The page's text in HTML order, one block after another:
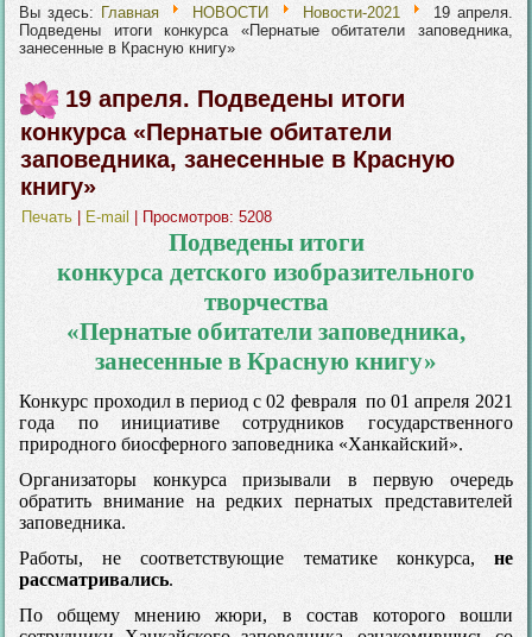
Вы здесь: Главная НОВОСТИ Новости-2021
19 апреля.
Подведены итоги конкурса «Пернатые обитатели заповедника,
занесенные в Красную книгу»
19 апреля. Подведены итоги
конкурса «Пернатые обитатели
заповедника, занесенные в Красную
книгу»
Печать E-mail | Просмотров: 5208
Подведены итоги
конкурса детского изобразительного
творчества
«Пернатые обитатели заповедника,
занесенные в Красную книгу»
Конкурс проходил в период с 02 февраля по 01 апреля 2021
года по инициативе сотрудников государственного
природного биосферного заповедника «Ханкайский».
Организаторы конкурса призывали в первую очередь
обратить внимание на редких пернатых представителей
заповедника.
Работы, не соответствующие тематике конкурса, не
рассматривались.
По общему мнению жюри, в состав которого вошли